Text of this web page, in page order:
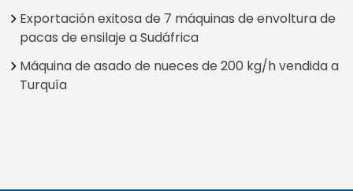
Exportación exitosa de 7 máquinas de envoltura de
pacas de ensilaje a Sudáfrica
Máquina de asado de nueces de 200 kg/h vendida a
Turquía